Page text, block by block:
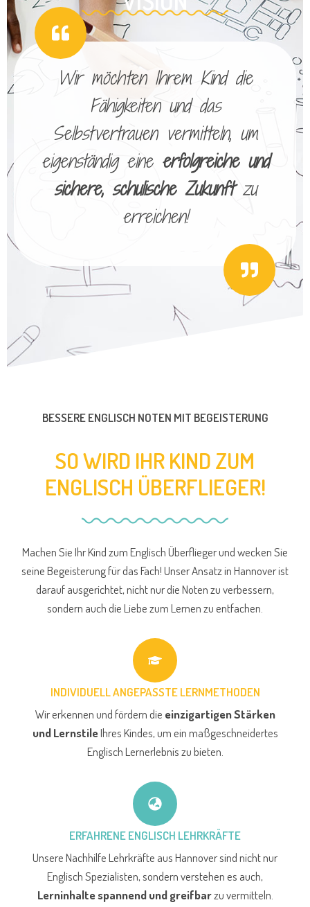
Wir möchten Ihrem Kind die
Fähigkeiten und das
Selbstvertrauen vermitteln, um
eigenständig eine erfolgreiche und
sichere, schulische Zukunftzu
erreichen!
BESSERE ENGLISCH NOTEN MIT BEGEISTERUNG
SO WIRD IHR KIND ZUM
ENGLISCH ÜBERFLIEGER!
Machen Sie Ihr Kind zum Englisch Überflieger und wecken Sie
seine Begeisterung für das Fach! Unser Ansatz in Hannover ist
darauf ausgerichtet, nicht nur die Noten zu verbessern,
sondern auch die Liebe zum Lernen zu entfachen.
INDIVIDUELL ANGEPASSTE LERNMETHODEN
Wir erkennen und fördern die einzigartigen Stärken
und LernstileIhres Kindes, um ein maßgeschneidertes
Englisch Lernerlebnis zu bieten.
ERFAHRENE ENGLISCH LEHRKRÄFTE
Unsere Nachhilfe Lehrkräfte aus Hannover sind nicht nur
Englisch Spezialisten, sondern verstehen es auch,
Lerninhalte spannend und greifbarzu vermitteln.